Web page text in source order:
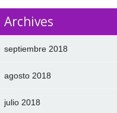
Archives
septiembre 2018
agosto 2018
julio 2018